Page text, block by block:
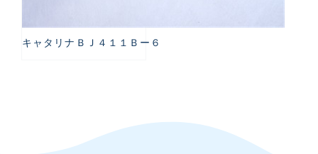
キャタリナＢＪ４１１Ｂー６